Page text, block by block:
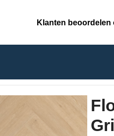
Klanten beoordelen